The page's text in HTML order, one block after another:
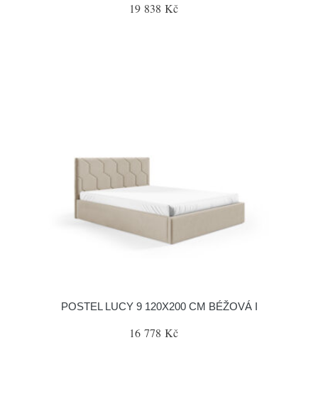
19 838 Kč
POSTEL LUCY 9 120X200 CM BÉŽOVÁ I
16 778 Kč